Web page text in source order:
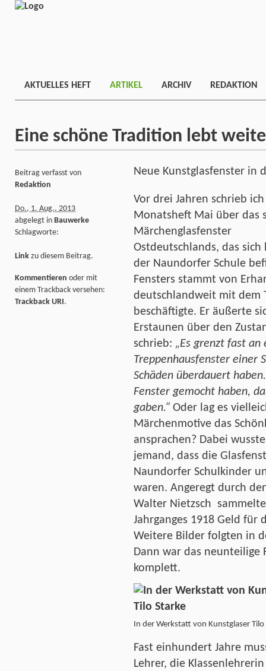
AKTUELLES HEFT ARTIKEL ARCHIV REDAKTION
Eine schöne Tradition lebt
Neue Kunstglasfenster in
Vor drei Jahren schrieb
Monatsheft Mai über das
Märchenglasfenster
Ostdeutschlands, das
der Naundorfer Schule
Fensters stammt von
deutschlandweit mit dem
beschäftigte. Er äußerte
Erstaunen über den
schrieb: „Es grenzt fast an
Treppenhausfenster einer
Schäden überdauert
Fenster gemocht haben,
gaben.“ Oder lag es
Märchenmotive das
ansprachen? Dabei
jemand, dass die
Naundorfer Schulkinder
waren. Angeregt durch
Walter Nietzsch
Jahrganges 1918 Geld für
Weitere Bilder folgten in
Dann war das neunteilige
komplett.
In der Werkstatt von Kunstglaser Tilo
Fast einhundert Jahre
Lehrer, die
Beitrag verfasst von
Redaktion
Do., 1. Aug.. 2013
abgelegt in Bauwerke
Schlagworte:
Link zu diesem Beitrag.
Kommentieren oder mit
einem Trackback versehen:
Trackback URI.